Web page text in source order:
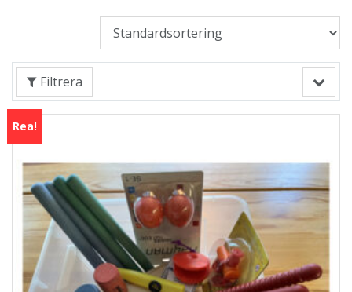
Filtrera
Rea!